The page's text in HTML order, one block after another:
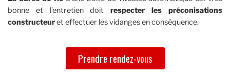
bonne et l’entretien doitrespecter les préconisations
constructeuret effectuer les vidanges en conséquence.
Prendre rendez-vous